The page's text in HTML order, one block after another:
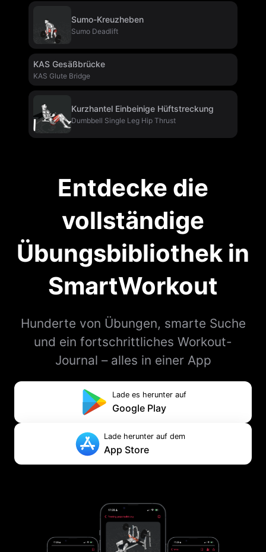
Sumo-Kreuzheben
Sumo Deadlift
KAS Gesäßbrücke
KAS Glute Bridge
Kurzhantel Einbeinige Hüftstreckung
Dumbbell Single Leg Hip Thrust
Entdecke die
vollständige
Übungsbibliothek in
SmartWorkout
Hunderte von Übungen, smarte Suche
und ein fortschrittliches Workout-
Journal – alles in einer App
Lade es herunter auf
Google Play
Lade herunter auf dem
App Store